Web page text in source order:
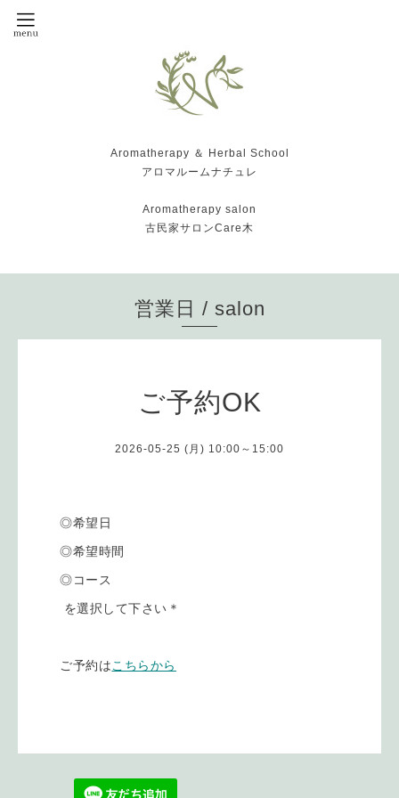
Aromatherapy ＆ Herbal School
アロマルームナチュレ
Aromatherapy salon
古民家サロンCare木
営業日 / salon
ご予約OK
2026-05-25 (月) 10:00～15:00
◎希望日
◎希望時間
◎コース
を選択して下さい＊
ご予約はこちらから